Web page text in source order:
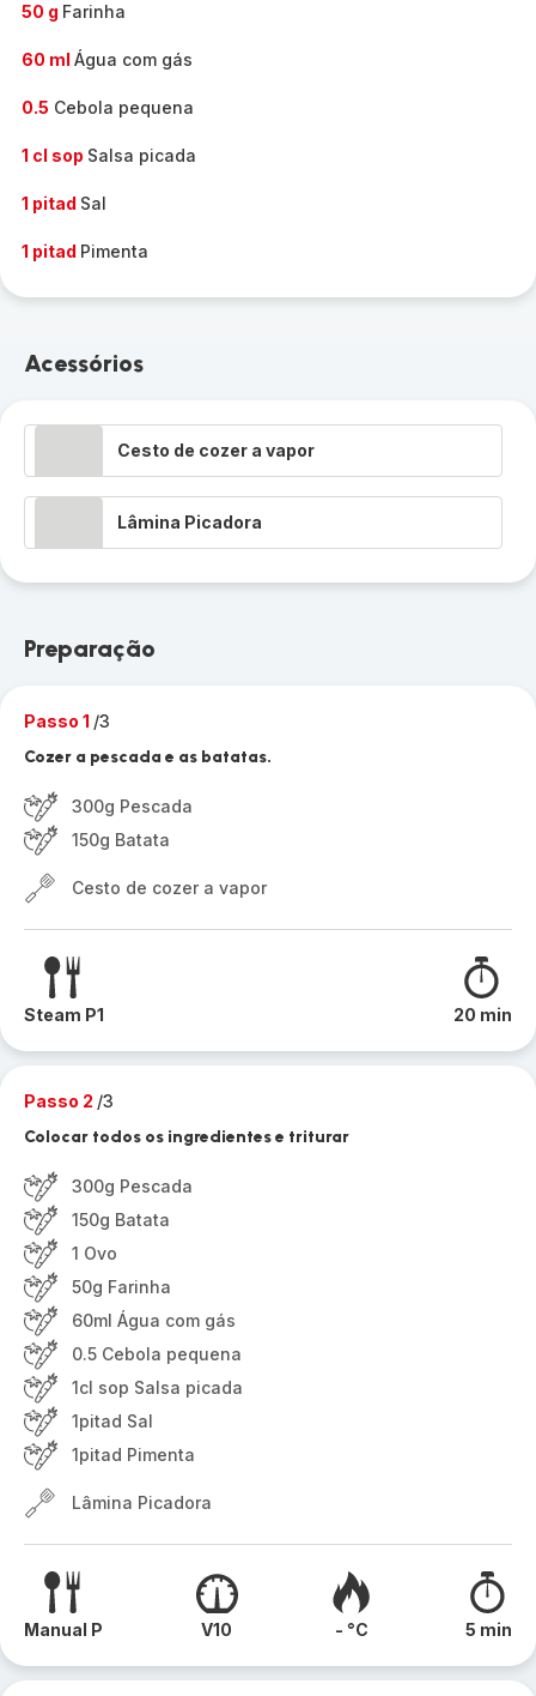
50 g Farinha
60 ml Água com gás
0.5 Cebola pequena
1 cl sop Salsa picada
1 pitad Sal
1 pitad Pimenta
Acessórios
Cesto de cozer a vapor
Lâmina Picadora
Preparação
Passo 1 /3
Cozer a pescada e as batatas.
300g Pescada
150g Batata
Cesto de cozer a vapor
Steam P1 20 min
Passo 2 /3
Colocar todos os ingredientes e triturar
300g Pescada
150g Batata
1 Ovo
50g Farinha
60ml Água com gás
0.5 Cebola pequena
1cl sop Salsa picada
1pitad Sal
1pitad Pimenta
Lâmina Picadora
Manual P V10 - °C 5 min